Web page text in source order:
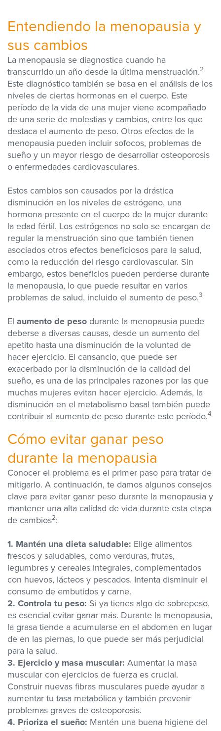
Entendiendo la menopausia y
sus cambios
La menopausia se diagnostica cuando ha
transcurrido un año desde la última menstruación.2
Este diagnóstico también se basa en el análisis de los
niveles de ciertas hormonas en el cuerpo. Este
período de la vida de una mujer viene acompañado
de una serie de molestias y cambios, entre los que
destaca el aumento de peso. Otros efectos de la
menopausia pueden incluir sofocos, problemas de
sueño y un mayor riesgo de desarrollar osteoporosis
o enfermedades cardiovasculares.
Estos cambios son causados por la drástica
disminución en los niveles de estrógeno, una
hormona presente en el cuerpo de la mujer durante
la edad fértil. Los estrógenos no solo se encargan de
regular la menstruación sino que también tienen
asociados otros efectos beneficiosos para la salud,
como la reducción del riesgo cardiovascular. Sin
embargo, estos beneficios pueden perderse durante
la menopausia, lo que puede resultar en varios
problemas de salud, incluido el aumento de peso.3
El aumento de peso durante la menopausia puede
deberse a diversas causas, desde un aumento del
apetito hasta una disminución de la voluntad de
hacer ejercicio. El cansancio, que puede ser
exacerbado por la disminución de la calidad del
sueño, es una de las principales razones por las que
muchas mujeres evitan hacer ejercicio. Además, la
disminución en el metabolismo basal también puede
contribuir al aumento de peso durante este período.4
Cómo evitar ganar peso
durante la menopausia
Conocer el problema es el primer paso para tratar de
mitigarlo. A continuación, te damos algunos consejos
clave para evitar ganar peso durante la menopausia y
mantener una alta calidad de vida durante esta etapa
de cambios2:
1. Mantén una dieta saludable: Elige alimentos
frescos y saludables, como verduras, frutas,
legumbres y cereales integrales, complementados
con huevos, lácteos y pescados. Intenta disminuir el
consumo de embutidos y carne.
2. Controla tu peso: Si ya tienes algo de sobrepeso,
es esencial evitar ganar más. Durante la menopausia,
la grasa tiende a acumularse en el abdomen en lugar
de en las piernas, lo que puede ser más perjudicial
para la salud.
3. Ejercicio ymasa muscular: Aumentar la masa
muscular con ejercicios de fuerza es crucial.
Construir nuevas fibras musculares puede ayudar a
aumentar tu tasa metabólica y también prevenir
problemas graves de osteoporosis.
4. Prioriza el sueño: Mantén una buena higiene del